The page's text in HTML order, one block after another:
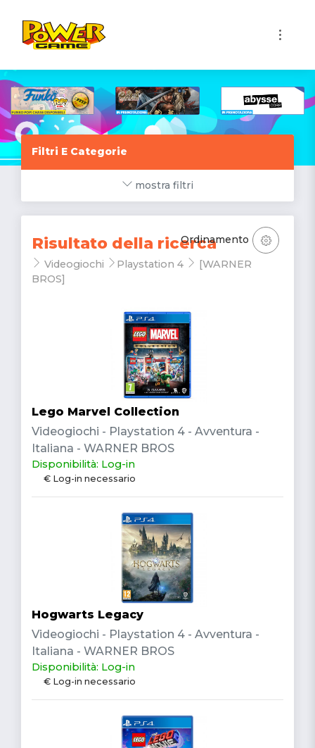
Filtri E Categorie
mostra filtri
Risultato della ricerca
Videogiochi Playstation 4
[WARNER
BROS]
Ordinamento
Lego Marvel Collection
Videogiochi - Playstation 4 - Avventura -
Italiana - WARNER BROS
Disponibilità: Log-in
€ Log-in necessario
Hogwarts Legacy
Videogiochi - Playstation 4 - Avventura -
Italiana - WARNER BROS
Disponibilità: Log-in
€ Log-in necessario